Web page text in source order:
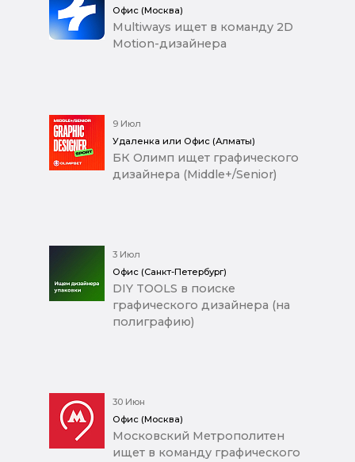
Офис (Москва)
Multiways ищет в команду 2D
Motion-дизайнера
9 Июл
Удаленка или Офис (Алматы)
БК Олимп ищет графического
дизайнера (Middle+/Senior)
3 Июл
Офис (Санкт-Петербург)
DIY TOOLS в поиске
графического дизайнера (на
полиграфию)
30 Июн
Офис (Москва)
Московский Метрополитен
ищет в команду графического